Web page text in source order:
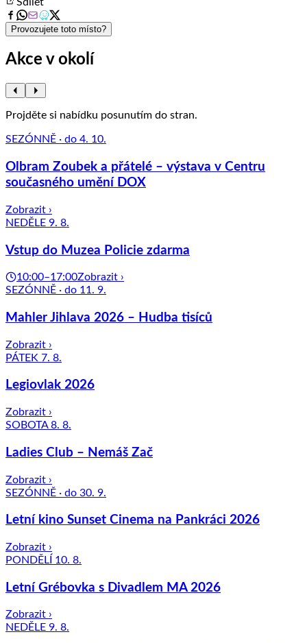
8
Provozujete toto místo?
Akce v okolí
Projděte si nabídku posunutím do stran.
SEZÓNNĚ · do 4. 10.
Olbram Zoubek a přátelé – výstava v Centru
současného umění DOX
Zobrazit ›
NEDĚLE 9. 8.
Vstup do Muzea Policie zdarma
10:00–17:00Zobrazit ›
SEZÓNNĚ · do 11. 9.
Mahler Jihlava 2026 – Hudba tisíců
Zobrazit ›
PÁTEK 7. 8.
Legiovlak 2026
Zobrazit ›
SOBOTA 8. 8.
Ladies Club – Nemáš Zač
Zobrazit ›
SEZÓNNĚ · do 30. 9.
Letní kino Sunset Cinema na Pankráci 2026
Zobrazit ›
PONDĚLÍ 10. 8.
Letní Grébovka s Divadlem MA 2026
Zobrazit ›
NEDĚLE 9. 8.